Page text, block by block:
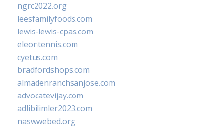
ngrc2022.org
leesfamilyfoods.com
lewis-lewis-cpas.com
eleontennis.com
cyetus.com
bradfordshops.com
almadenranchsanjose.com
advocatevijay.com
adlibilimler2023.com
naswwebed.org